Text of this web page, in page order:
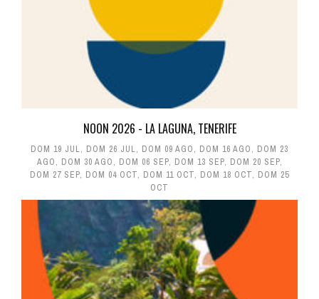
NOON 2026 - LA LAGUNA, TENERIFE
DOM 19 JUL, DOM 26 JUL, DOM 09 AGO, DOM 16 AGO, DOM 23
AGO, DOM 30 AGO, DOM 06 SEP, DOM 13 SEP, DOM 20 SEP,
DOM 27 SEP, DOM 04 OCT, DOM 11 OCT, DOM 18 OCT, DOM 25
OCT